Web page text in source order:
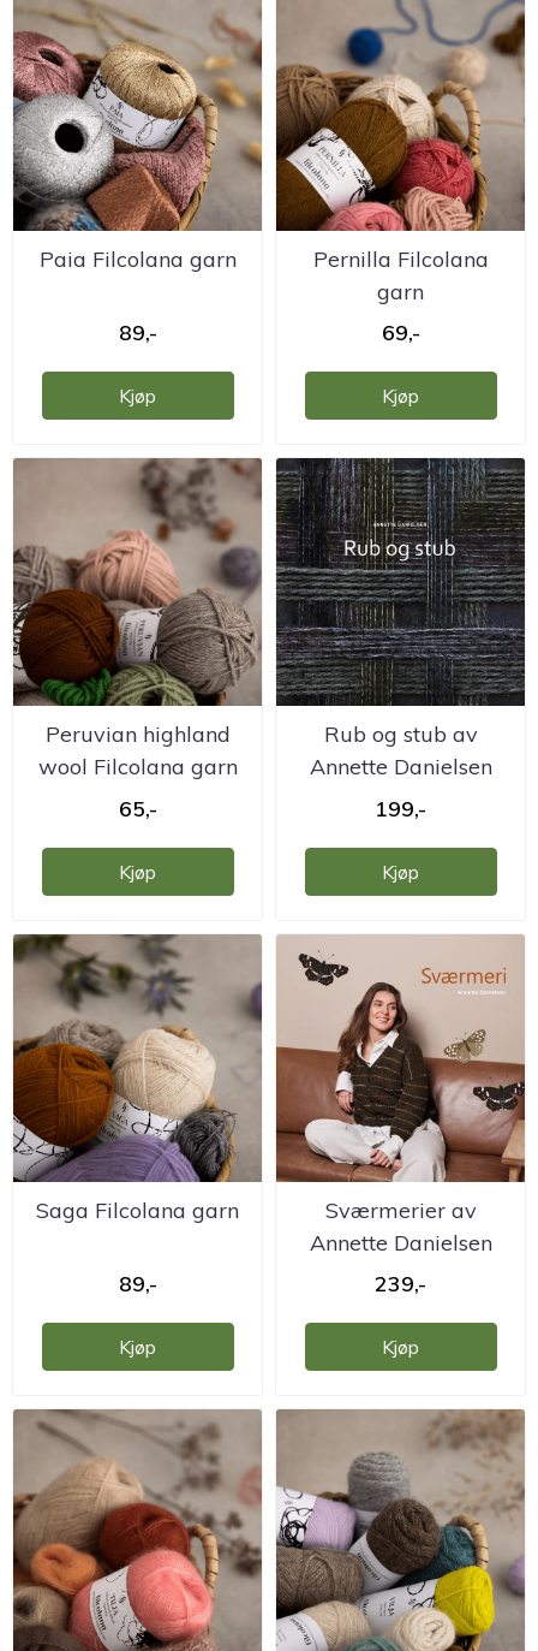
Paia Filcolana garn
89,-
Kjøp
Pernilla Filcolana
garn
69,-
Kjøp
Peruvian highland
wool Filcolana garn
65,-
Kjøp
Rub og stub av
Annette Danielsen
199,-
Kjøp
Saga Filcolana garn
89,-
Kjøp
Sværmerier av
Annette Danielsen
239,-
Kjøp